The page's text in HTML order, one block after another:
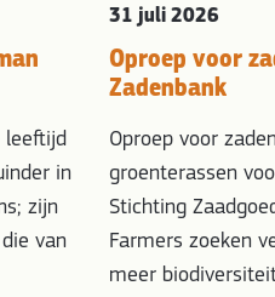
leeftijd
in
zijn
van
Oproep voor
Zadenbank
31 juli 2026
Oproep voor
groenterassen
Stichting
Farmers zoeken
meer